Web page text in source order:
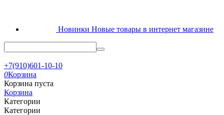
Новинки Новые товары в интернет магазине
+7(910)601-10-10
0Корзина
Корзина пуста
Корзина
Категории
Категории